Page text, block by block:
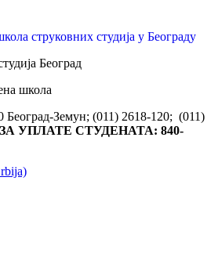
Београд
школа
Земун; (011) 2618-120; (011)
УПЛАТЕ СТУДЕНАТА: 840-